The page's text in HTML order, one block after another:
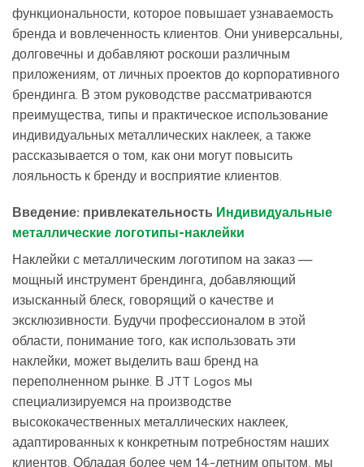
функциональности, которое повышает узнаваемость
бренда и вовлеченность клиентов. Они универсальны,
долговечны и добавляют роскоши различным
приложениям, от личных проектов до корпоративного
брендинга. В этом руководстве рассматриваются
преимущества, типы и практическое использование
индивидуальных металлических наклеек, а также
рассказывается о том, как они могут повысить
лояльность к бренду и восприятие клиентов.
Введение: привлекательность Индивидуальные
металлические логотипы-наклейки
Наклейки с металлическим логотипом на заказ —
мощный инструмент брендинга, добавляющий
изысканный блеск, говорящий о качестве и
эксклюзивности. Будучи профессионалом в этой
области, понимание того, как использовать эти
наклейки, может выделить ваш бренд на
переполненном рынке. В JTT Logos мы
специализируемся на производстве
высококачественных металлических наклеек,
адаптированных к конкретным потребностям наших
клиентов. Обладая более чем 14-летним опытом, мы